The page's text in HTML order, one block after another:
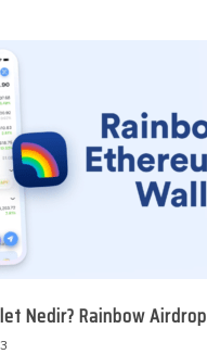
Nedir? Rainbow Airdrop